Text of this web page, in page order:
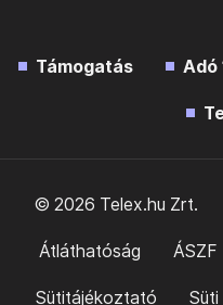
Támogatás Adó
© 2026 Telex.hu Zrt.
Átláthatóság ÁSZF
Sütitájékoztató